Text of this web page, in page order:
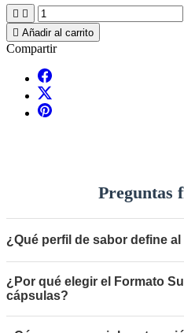
 
 Añadir al carrito
Compartir
Preguntas
¿Qué perfil de sabor define
¿Por qué elegir el Formato
cápsulas?